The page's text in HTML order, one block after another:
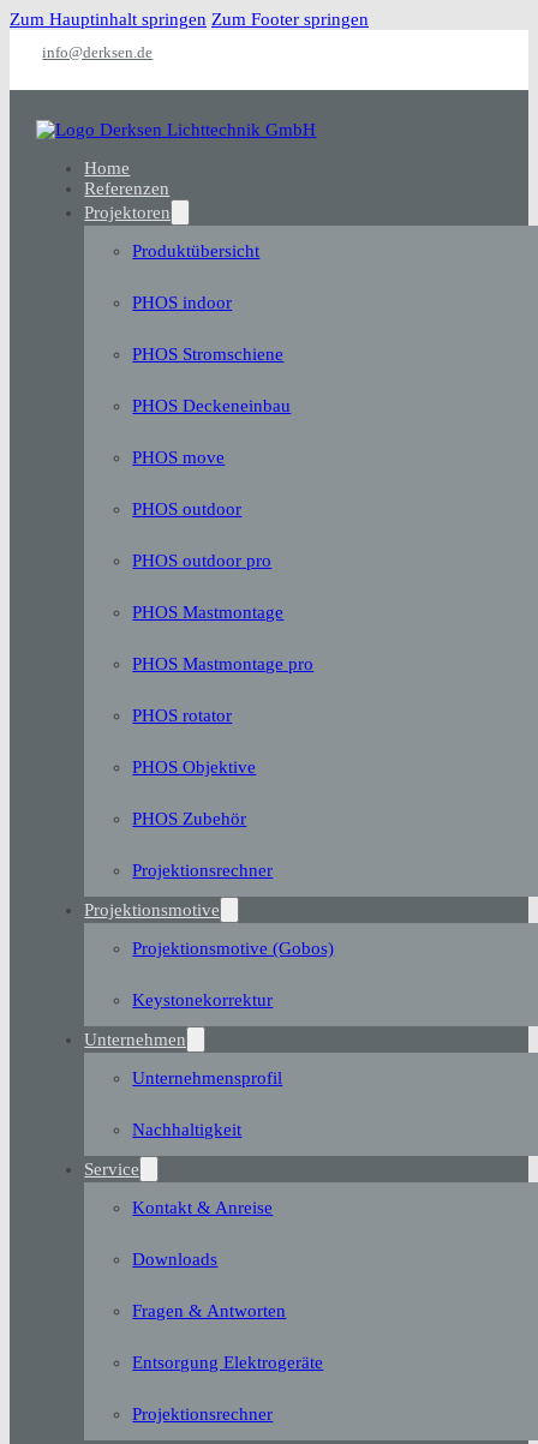
Zum Hauptinhalt springen Zum Footer springen
info@derksen.de
Home
Referenzen
Projektoren
Produktübersicht
PHOS indoor
PHOS Stromschiene
PHOS Deckeneinbau
PHOS move
PHOS outdoor
PHOS outdoor pro
PHOS Mastmontage
PHOS Mastmontage pro
PHOS rotator
PHOS Objektive
PHOS Zubehör
Projektionsrechner
Projektionsmotive
Projektionsmotive (Gobos)
Keystonekorrektur
Unternehmen
Unternehmensprofil
Nachhaltigkeit
Service
Kontakt & Anreise
Downloads
Fragen & Antworten
Entsorgung Elektrogeräte
Projektionsrechner